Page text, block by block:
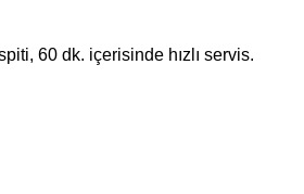
60 dk. içerisinde hızlı servis.